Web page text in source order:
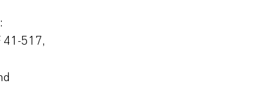
41-517,